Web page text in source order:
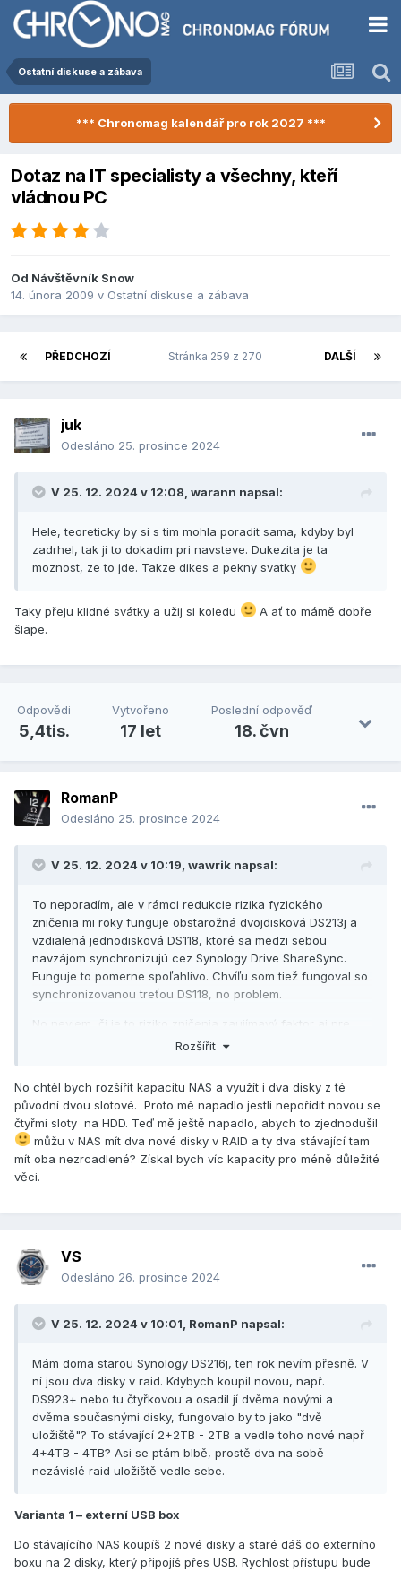
Ostatní diskuse a zábava
*** Chronomag kalendář pro rok 2027 ***
Dotaz na IT specialisty a všechny, kteří
vládnou PC
Od Návštěvník Snow
14. února 2009 v Ostatní diskuse a zábava
PŘEDCHOZÍ DALŠÍ
Stránka 259 z 270
juk
Odesláno 25. prosince 2024
V 25. 12. 2024 v 12:08, warann napsal:
Hele, teoreticky by si s tim mohla poradit sama, kdyby byl
zadrhel, tak ji to dokadim pri navsteve. Dukezita je ta
moznost, ze to jde. Takze dikes a pekny svatky
Taky přeju klidné svátky a užij si koledu
A ať to mámě dobře
šlape.
Odpovědi
5,4tis.
Vytvořeno
17 let
Poslední odpověď
18. čvn
RomanP
Odesláno 25. prosince 2024
V 25. 12. 2024 v 10:19, wawrik napsal:
To neporadím, ale v rámci redukcie rizika fyzického
zničenia mi roky funguje obstarožná dvojdisková DS213j a
vzdialená jednodisková DS118, ktoré sa medzi sebou
navzájom synchronizujú cez Synology Drive ShareSync.
Funguje to pomerne spoľahlivo. Chvíľu som tiež fungoval so
synchronizovanou treťou DS118, no problem.
No neviem, či je to riziko zničenia zaujímavý faktor aj pre
teba, alebo len potrebuješ bezbolestne zväčšiť úložný
Rozšířit
No chtěl bych rozšířit kapacitu NAS a využít i dva disky z té
původní dvou slotové. Proto mě napadlo jestli nepořídit novou se
čtyřmi sloty na HDD. Teď mě ještě napadlo, abych to zjednodušil
můžu v NAS mít dva nové disky v RAID a ty dva stávající tam
mít oba nezrcadlené? Získal bych víc kapacity pro méně důležité
věci.
VS
Odesláno 26. prosince 2024
V 25. 12. 2024 v 10:01, RomanP napsal:
Mám doma starou Synology DS216j, ten rok nevím přesně. V
ní jsou dva disky v raid. Kdybych koupil novou, např.
DS923+ nebo tu čtyřkovou a osadil jí dvěma novými a
dvěma současnými disky, fungovalo by to jako "dvě
uložiště"? To stávající 2+2TB - 2TB a vedle toho nové např
4+4TB - 4TB? Asi se ptám blbě, prostě dva na sobě
nezávislé raid uložiště vedle sebe.
Varianta 1 – externí USB box
Do stávajícího NAS koupíš 2 nové disky a staré dáš do externího
boxu na 2 disky, který připojíš přes USB. Rychlost přístupu bude